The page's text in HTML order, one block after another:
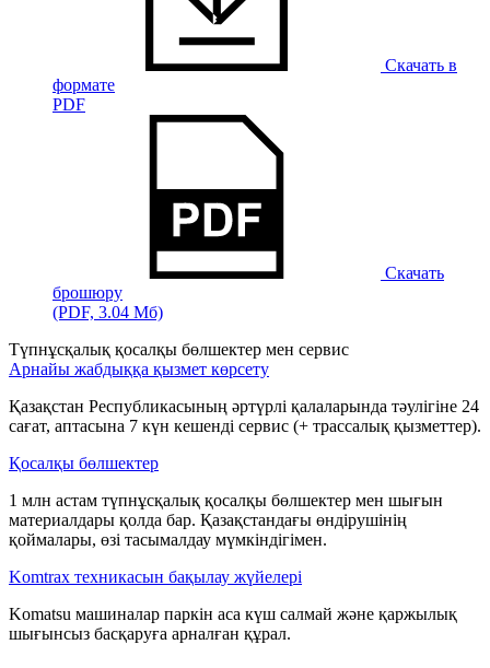
Скачать в
формате
PDF
Скачать
брошюру
(PDF, 3.04 Мб)
Түпнұсқалық қосалқы бөлшектер мен сервис
Арнайы жабдыққа қызмет көрсету
Қазақстан Республикасының әртүрлі қалаларында тәулігіне 24
сағат, аптасына 7 күн кешенді сервис (+ трассалық қызметтер).
Қосалқы бөлшектер
1 млн астам түпнұсқалық қосалқы бөлшектер мен шығын
материалдары қолда бар. Қазақстандағы өндірушінің
қоймалары, өзі тасымалдау мүмкіндігімен.
Komtrax техникасын бақылау жүйелері
Komatsu машиналар паркін аса күш салмай және қаржылық
шығынсыз басқаруға арналған құрал.